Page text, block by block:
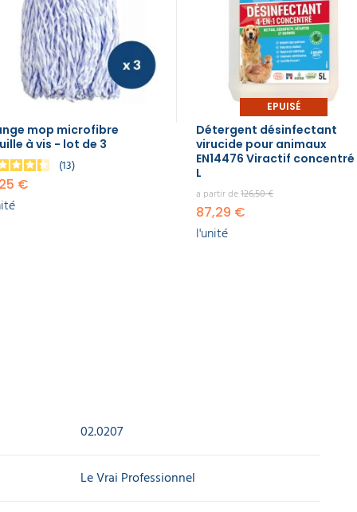
mop microfibre
à vis - lot de 3
13
€
EPUISÉ
Détergent désinfectant
virucide pour animaux
EN14476 Viractif concentré
L
a partir de126,50 €
87,29 €
l'unité
02.0207
Le Vrai Professionnel